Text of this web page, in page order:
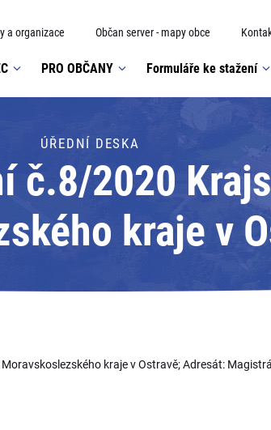
a organizace Občan server - mapy obce
PRO OBČANY Formuláře ke stažení
ÚŘEDNÍ DESKA
č.8/2020
kraje v
města
kraje v Ostravě; Adresát: